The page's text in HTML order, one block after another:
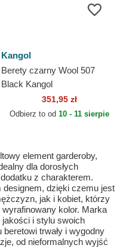
Kangol
Berety czarny Wool 507
Black Kangol
351,95 zł
Odbierz to od 10 - 11 sierpie
element garderoby,
dla dorosłych
z charakterem.
dzięki czemu jest
jak i kobiet, którzy
kolor. Marka
jakości i stylu swoich
trwały i wygodny
od nieformalnych wyjść